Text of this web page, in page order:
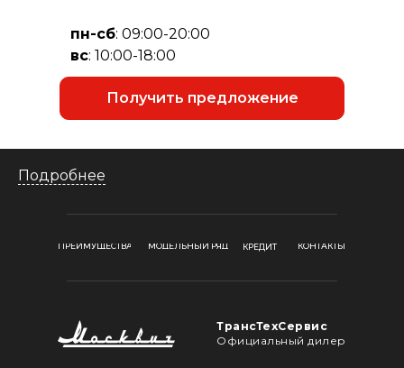
пн-сб: 09:00-20:00
вс: 10:00-18:00
Получить предложение
Подробнее
ПРЕИМУЩЕСТВА КОНТАКТЫ
МОДЕЛЬНЫЙ РЯД КРЕДИТ
ТрансТехСервис
Официальный дилер